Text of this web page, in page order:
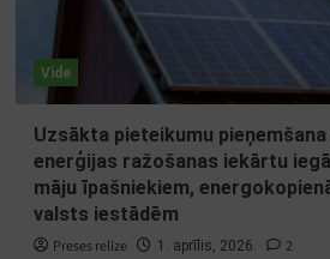
Vide
Uzsākta pieteikumu
enerģijas ražošanas iekārtu
māju īpašniekiem,
valsts iestādēm
Preses relīze 1. aprīlis, 2026. 2